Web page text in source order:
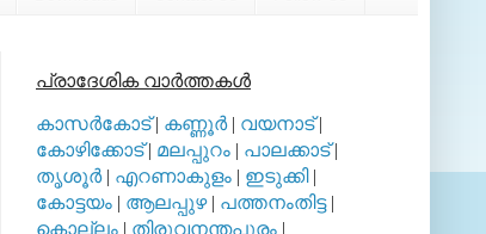
പ്രാദേശിക വാര്‍ത്തകള്‍
കാസര്‍കോട്| കണ്ണൂര്‍| വയനാട്|
കോഴിക്കോട്| മലപ്പുറം | പാലക്കാട്|
തൃശൂര്‍| എറണാകുളം | ഇടുക്കി|
കോട്ടയം | ആലപ്പുഴ| പത്തനംതിട്ട|
കൊല്ലം | തിരുവനന്തപുരം |